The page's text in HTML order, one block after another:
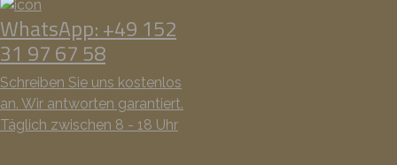
WhatsApp: +49 152
31 97 67 58
Schreiben Sie uns kostenlos
an. Wir antworten garantiert.
Täglich zwischen 8 - 18 Uhr